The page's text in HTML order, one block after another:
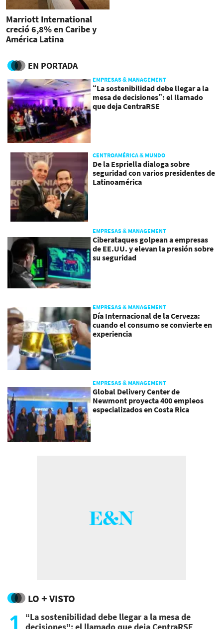
Marriott International
creció 6,8% en Caribe y
América Latina
EN PORTADA
EMPRESAS & MANAGEMENT
“La sostenibilidad debe llegar a la
mesa de decisiones”: el llamado
que deja CentraRSE
CENTROAMÉRICA & MUNDO
De la Espriella dialoga sobre
seguridad con varios presidentes de
Latinoamérica
EMPRESAS & MANAGEMENT
Ciberataques golpean a empresas
de EE.UU. y elevan la presión sobre
su seguridad
EMPRESAS & MANAGEMENT
Día Internacional de la Cerveza:
cuando el consumo se convierte en
experiencia
EMPRESAS & MANAGEMENT
Global Delivery Center de
Newmont proyecta 400 empleos
especializados en Costa Rica
LO + VISTO
1
“La sostenibilidad debe llegar a la mesa de